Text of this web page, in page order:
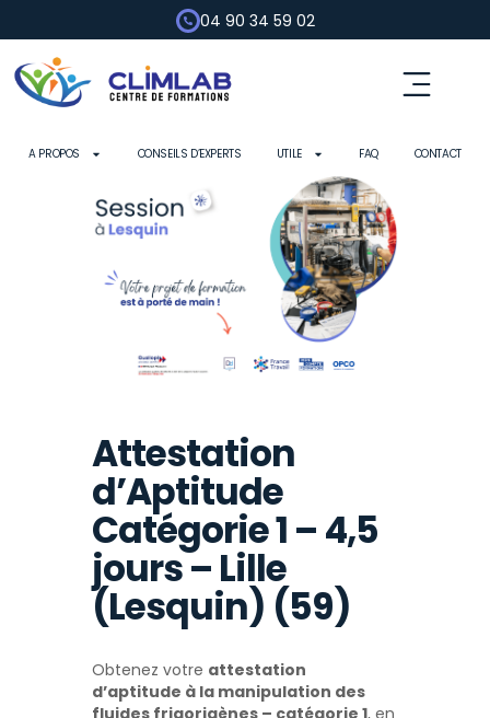
04 90 34 59 02
A PROPOS CONSEILS D’EXPERTS UTILE FAQ CONTACT
Attestation
d’Aptitude
Catégorie 1 – 4,5
jours – Lille
(Lesquin) (59)
Obtenez votre attestation
d’aptitude à la manipulation des